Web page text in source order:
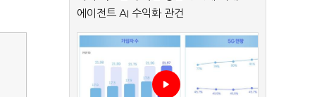
에이전트 AI 수익화 관건